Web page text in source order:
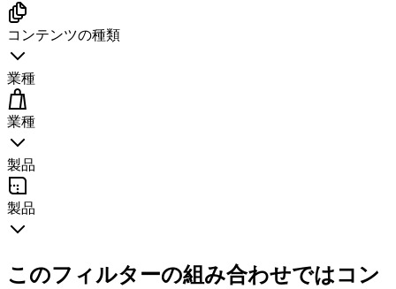
コンテンツの種類
業種
業種
製品
製品
このフィルターの組み合わせではコン